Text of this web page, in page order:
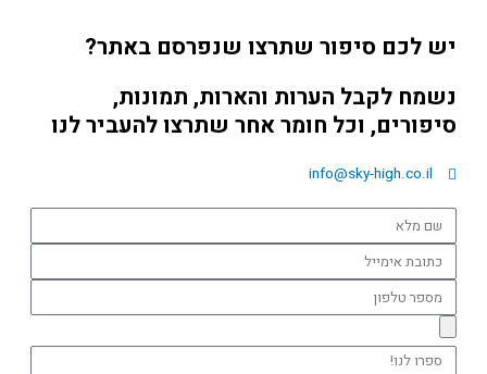
יש לכם סיפור שתרצו שנפרסם באתר?
נשמח לקבל הערות והארות, תמונות,
סיפורים, וכל חומר אחר שתרצו להעביר לנו
info@sky-high.co.il
שם
מלא
כתובת
אימייל
מספר
טלפון
ספרו